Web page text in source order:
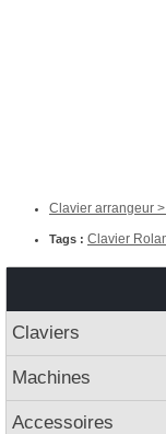
Clavier arrangeur
Tags : Clavier
Claviers
Machines
Accessoires